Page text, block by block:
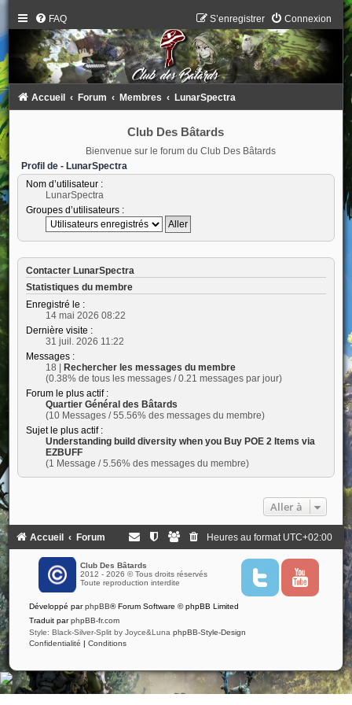
FAQ Connexion
S’enregistrer
Accueil Forum Membres LunarSpectra
Club Des Bâtards
Bienvenue sur le forum du Club Des Bâtards
Profil de - LunarSpectra
Nom d’utilisateur :
LunarSpectra
Groupes d’utilisateurs :
Contacter LunarSpectra
Statistiques du membre
Enregistré le :
14 mai 2026 08:22
Dernière visite :
31 juil. 2026 11:22
Messages :
18 | Rechercher les messages du membre
(0.38% de tous les messages / 0.21 messages par jour)
Forum le plus actif :
Quartier Général des Bâtards
(10 Messages / 55.56% des messages du membre)
Sujet le plus actif :
Understanding build diversity when you Buy POE 2 Items via
EZBUFF
(1 Message / 5.56% des messages du membre)
Aller à
Accueil Forum Heures au format UTC+02:00
Club Des Bâtards
2012 - 2026 © Tous droits réservés
Toute reproduction interdite
T
i
Y
u
Développé parphpBB® Forum Software © phpBB Limited
Traduit parphpBB-fr.com
Style: Black-Silver-Split by Joyce&Luna phpBB-Style-Design
Confidentialité | Conditions